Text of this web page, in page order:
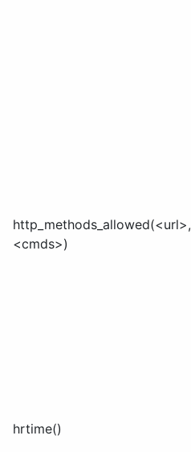
http_methods_allowed(<url>,
<cmds>)
hrtime()